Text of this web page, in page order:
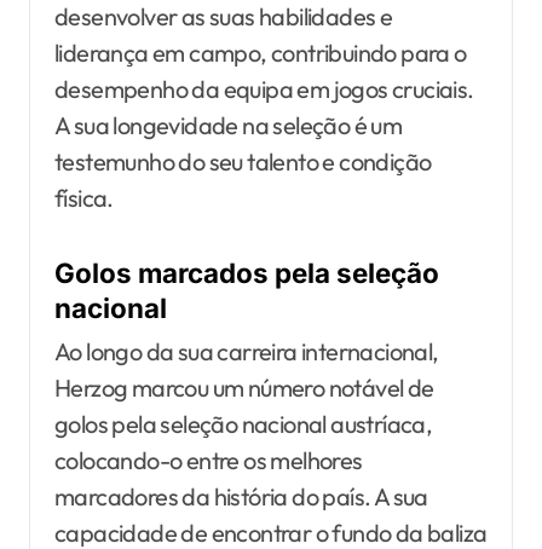
desenvolver as suas habilidades e
liderança em campo, contribuindo para o
desempenho da equipa em jogos cruciais.
A sua longevidade na seleção é um
testemunho do seu talento e condição
física.
Golos marcados pela seleção
nacional
Ao longo da sua carreira internacional,
Herzog marcou um número notável de
golos pela seleção nacional austríaca,
colocando-o entre os melhores
marcadores da história do país. A sua
capacidade de encontrar o fundo da baliza